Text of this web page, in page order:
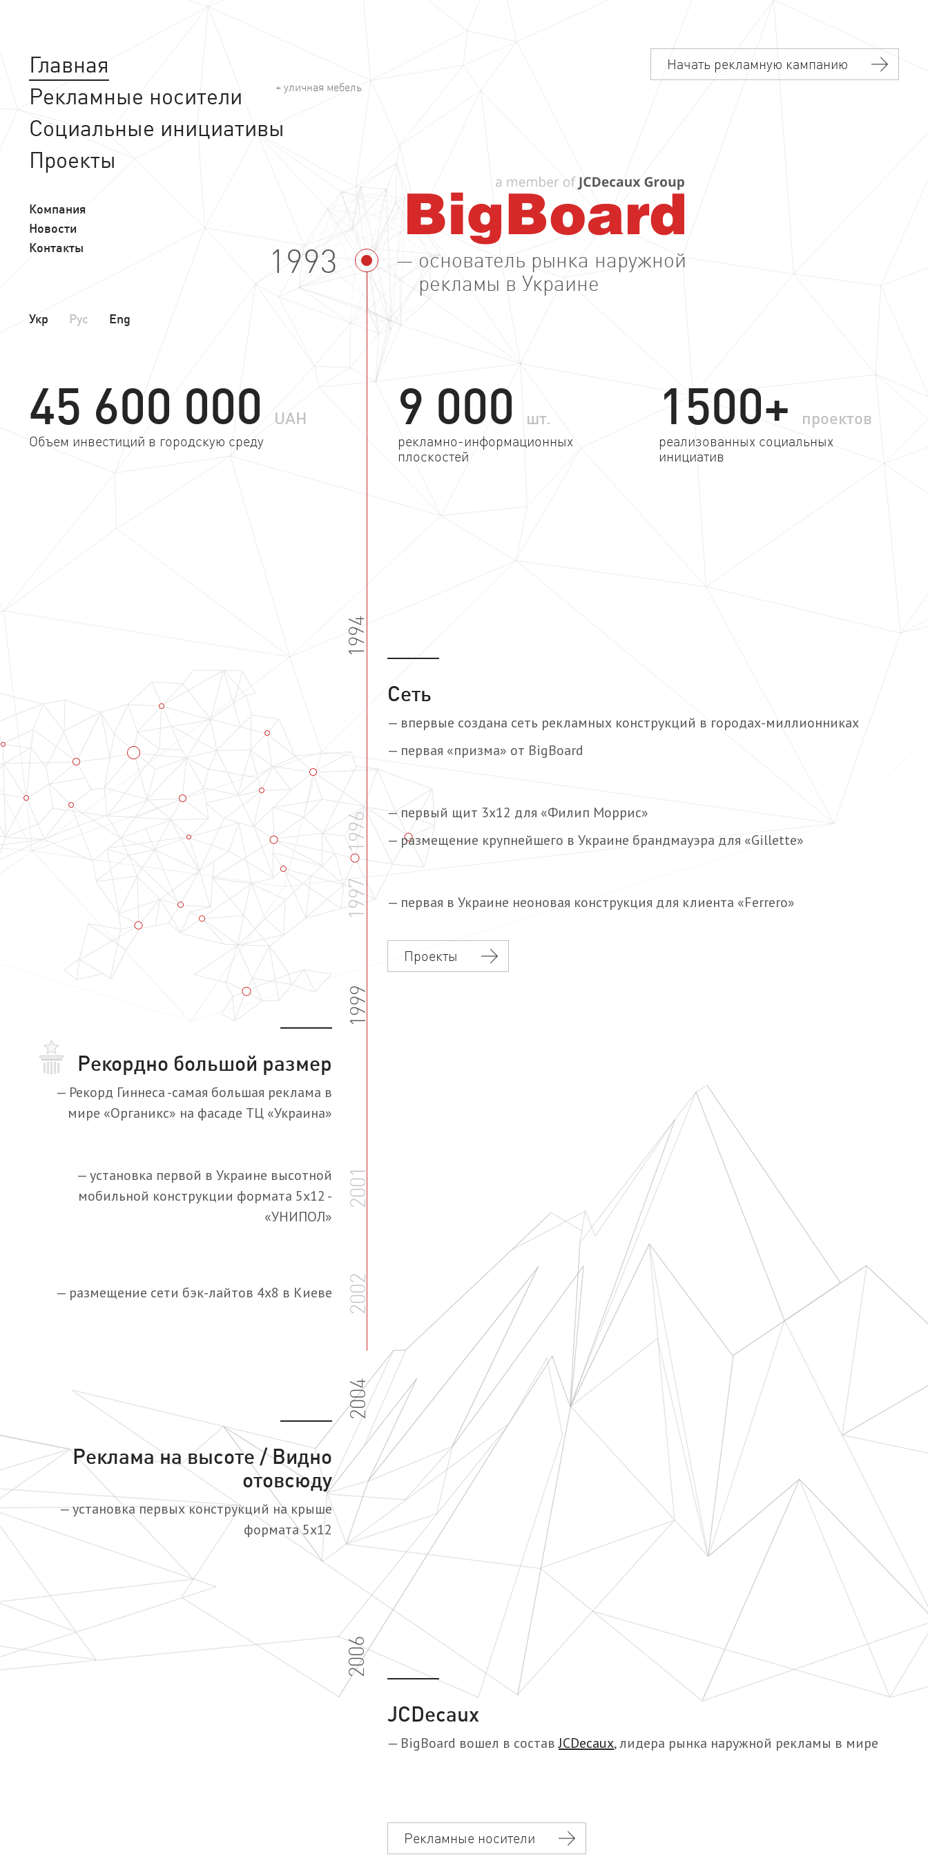
основатель рынка наружной
рекламы в Украине
1993
Главная
Рекламные носители
+ уличная мебель
Социальные инициативы
Проекты
Компания
Новости
Контакты
Укр Рус Eng
Начать рекламную кампанию
45 600 000 UAH
Объем инвестиций в городскую среду
9 000 шт.
рекламно-информационных
плоскостей
1500+ проектов
реализованных социальных
инициатив
1994
Сеть
— впервые создана сеть рекламных конструкций в городах-миллионниках
— первая «призма» от BigBoard
1996
— первый щит 3х12 для «Филип Моррис»
— размещение крупнейшего в Украине брандмауэра для «Gillette»
1997 — первая в Украине неоновая конструкция для клиента «Ferrero»
Проекты
1999
Рекордно большой размер
— Рекорд Гиннеса -самая большая реклама в
мире «Органикс» на фасаде ТЦ «Украина»
2001
— установка первой в Украине высотной
мобильной конструкции формата 5х12 -
«УНИПОЛ»
2002
— размещение сети бэк-лайтов 4х8 в Киеве
2004
Реклама на высоте / Видно
отовсюду
— установка первых конструкций на крыше
формата 5х12
2006
JCDecaux
— BigBoard вошел в составJCDecaux, лидера рынка наружной рекламы в мире
Рекламные носители